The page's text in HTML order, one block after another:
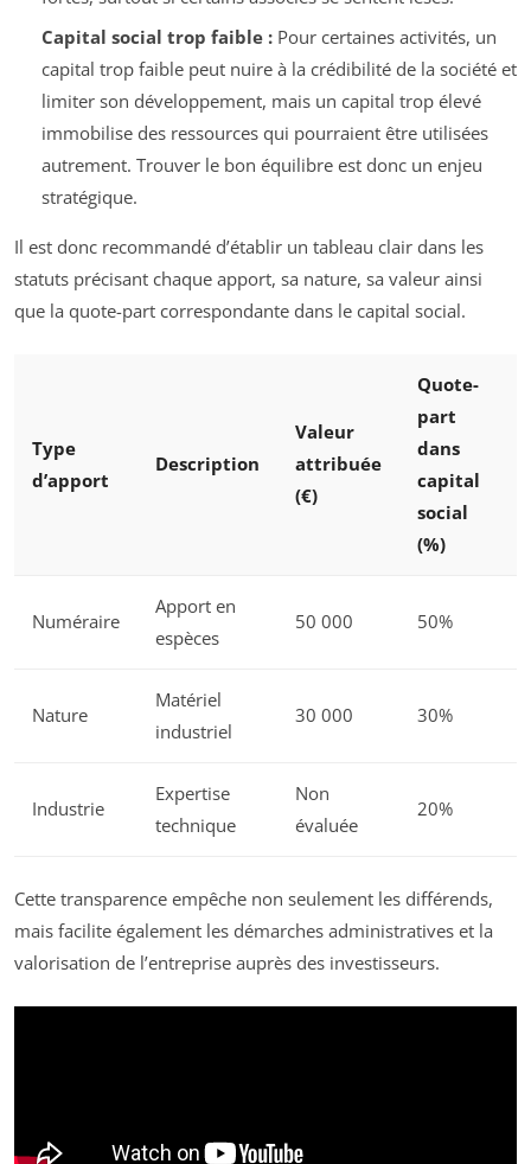
Capital social trop faible :Pour certaines activités, un
capital trop faible peut nuire à la crédibilité de la société et
limiter son développement, mais un capital trop élevé
immobilise des ressources qui pourraient être utilisées
autrement. Trouver le bon équilibre est donc un enjeu
stratégique.
Il est donc recommandé d’établir un tableau clair dans les
statuts précisant chaque apport, sa nature, sa valeur ainsi
que la quote-part correspondante dans le capital social.
Type
d’apport
Description
Valeur
attribuée
(€)
Quote-
part
dans
capital
social
(%)
Numéraire
Apport en
espèces
50 000 50%
Nature
Matériel
industriel
30 000 30%
Industrie
Expertise
technique
Non
évaluée
20%
Cette transparence empêche non seulement les différends,
mais facilite également les démarches administratives et la
valorisation de l’entreprise auprès des investisseurs.